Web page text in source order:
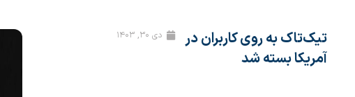
تیک‌تاک به روی کاربران در
آمریکا بسته شد
دی ۳۰, ۱۴۰۳